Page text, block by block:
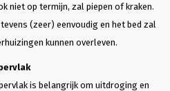
niet op termijn, zal piepen of kraken.
(zeer) eenvoudig en het bed zal
kunnen overleven.
is belangrijk om uitdroging en